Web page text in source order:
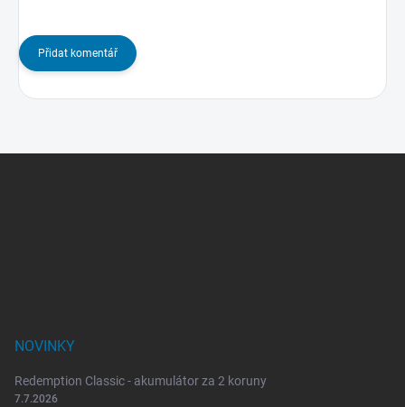
Přidat komentář
NOVINKY
Redemption Classic - akumulátor za 2 koruny
7.7.2026